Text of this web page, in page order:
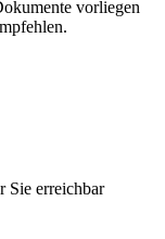
vorliegen
Sie erreichbar